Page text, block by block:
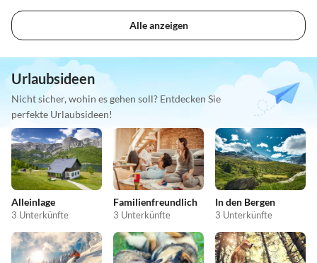
Alle anzeigen
Urlaubsideen
Nicht sicher, wohin es gehen soll? Entdecken Sie
perfekte Urlaubsideen!
Alleinlage
3 Unterkünfte
Familienfreundlich
3 Unterkünfte
In den Bergen
3 Unterkünfte